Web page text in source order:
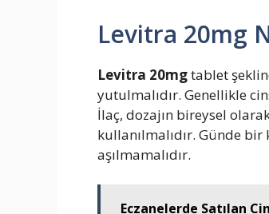
Levitra 20mg
Levitra 20mgtablet
yutulmalıdır. Genellikle
İlaç, dozajın bireysel
kullanılmalıdır. Günde
aşılmamalıdır.
Eczanelerde Satılan